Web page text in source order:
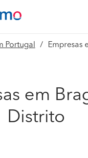
Portugal
Empresas
em
Distrito